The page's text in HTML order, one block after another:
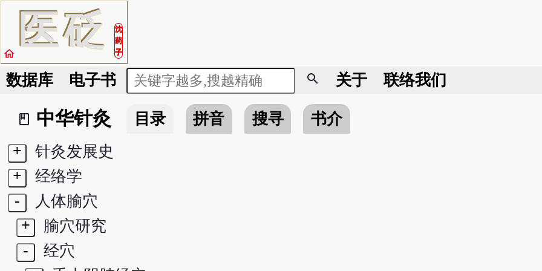
医砭
沈
药
子
home
数据库 电子书 search 关于 联络我们
book_2
中华针灸 目录 拼音 搜寻
书介
+
针灸发展史
+
经络学
-
人体腧穴
+
腧穴研究
-
经穴